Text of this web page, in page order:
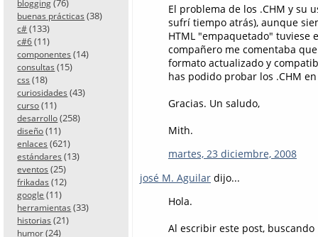
blogging (76)
buenas prácticas (38)
c# (133)
c#6 (11)
componentes (14)
consultas (15)
css (18)
curiosidades (43)
curso (11)
desarrollo (258)
diseño (11)
enlaces (621)
estándares (13)
eventos (25)
frikadas (12)
google (11)
herramientas (33)
historias (21)
humor (24)
El problema de los .CHM y su
sufrí tiempo atrás), aunque
HTML "empaquetado" tuviese
compañero me comentaba
formato actualizado y
has podido probar los .CHM
Gracias. Un saludo,
Mith.
martes, 23 diciembre, 2008
josé M. Aguilar dijo...
Hola.
Al escribir este post,